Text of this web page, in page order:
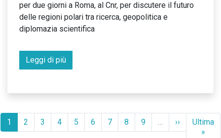
per due giorni a Roma, al Cnr, per discutere il futuro
delle regioni polari tra ricerca, geopolitica e
diplomazia scientifica
Leggi di più
Paginazione
Pagina
attuale
1 Homepage
2 Homepage
3 Homepage
4 Homepage
5 Homepage
6 Homepage
7 Homepage
8 Homepage
9 …
Pagina
successiva
››
Ultima
pagina
Ultima
»